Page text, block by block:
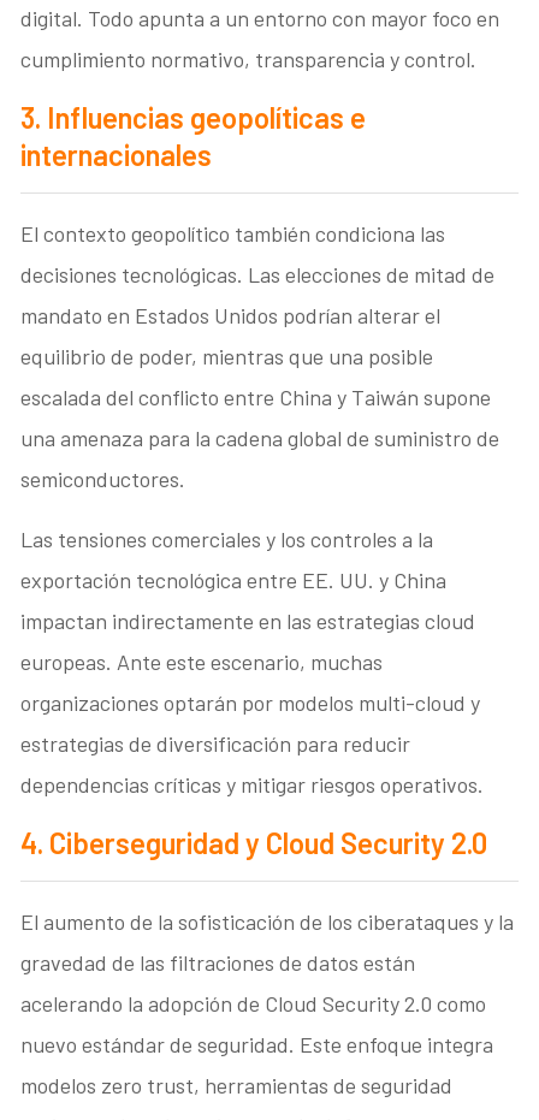
digital. Todo apunta a un entorno con mayor foco en
cumplimiento normativo, transparencia y control.
3. Influencias geopolíticas e
internacionales
El contexto geopolítico también condiciona las
decisiones tecnológicas. Las elecciones de mitad de
mandato en Estados Unidos podrían alterar el
equilibrio de poder, mientras que una posible
escalada del conflicto entre China y Taiwán supone
una amenaza para la cadena global de suministro de
semiconductores.
Las tensiones comerciales y los controles a la
exportación tecnológica entre EE. UU. y China
impactan indirectamente en las estrategias cloud
europeas. Ante este escenario, muchas
organizaciones optarán por modelos multi-cloud y
estrategias de diversificación para reducir
dependencias críticas y mitigar riesgos operativos.
4. Ciberseguridad y Cloud Security 2.0
El aumento de la sofisticación de los ciberataques y la
gravedad de las filtraciones de datos están
acelerando la adopción de Cloud Security 2.0 como
nuevo estándar de seguridad. Este enfoque integra
modelos zero trust, herramientas de seguridad